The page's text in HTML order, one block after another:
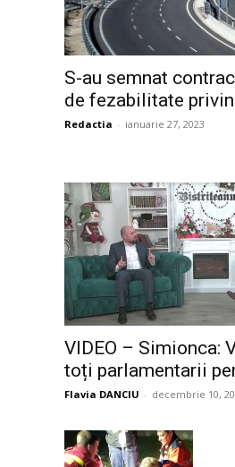
S-au semnat
de fezabilitate
Redactia - ianuarie 27, 2023
VIDEO – Simionca:
toți parlamentarii
Flavia DANCIU - decembrie 10,